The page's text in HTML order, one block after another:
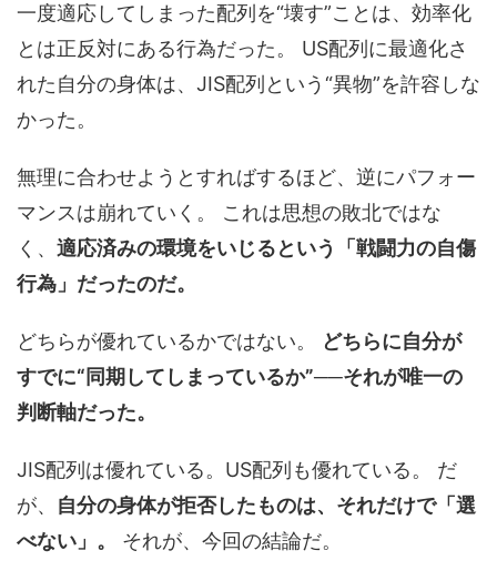
一度適応してしまった配列を“壊す”ことは、効率化
とは正反対にある行為だった。 US配列に最適化さ
れた自分の身体は、JIS配列という“異物”を許容しな
かった。
無理に合わせようとすればするほど、逆にパフォー
マンスは崩れていく。 これは思想の敗北ではな
く、 適応済みの環境をいじるという「戦闘力の自傷
行為」だったのだ。
どちらが優れているかではない。
どちらに自分が
すでに“同期してしまっているか”──それが唯一の
判断軸だった。
JIS配列は優れている。US配列も優れている。 だ
が、 自分の身体が拒否したものは、それだけで「選
べない」。
それが、今回の結論だ。